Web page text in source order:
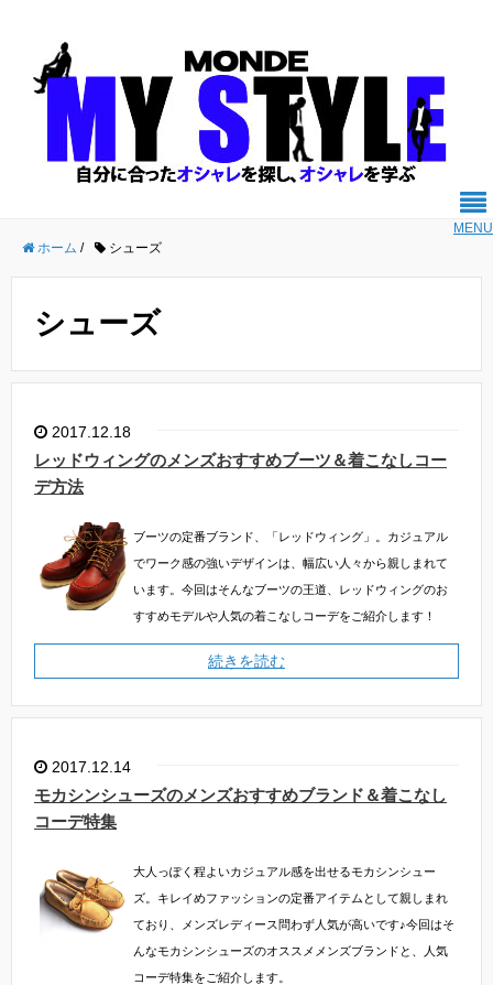
MENU
ホーム / シューズ
シューズ
2017.12.18
レッドウィングのメンズおすすめブーツ＆着こなしコー
デ方法
ブーツの定番ブランド、「レッドウィング」。カジュアル
でワーク感の強いデザインは、幅広い人々から親しまれて
います。今回はそんなブーツの王道、レッドウィングのお
すすめモデルや人気の着こなしコーデをご紹介します！
続きを読む
2017.12.14
モカシンシューズのメンズおすすめブランド＆着こなし
コーデ特集
大人っぽく程よいカジュアル感を出せるモカシンシュー
ズ。キレイめファッションの定番アイテムとして親しまれ
ており、メンズレディース問わず人気が高いです♪今回はそ
んなモカシンシューズのオススメメンズブランドと、人気
コーデ特集をご紹介します。